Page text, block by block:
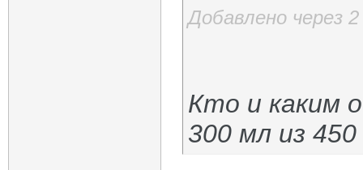
Добавлено через
Кто и каким
300 мл из